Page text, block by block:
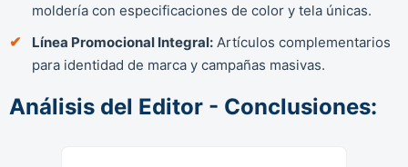
moldería con especificaciones de color y tela únicas.
Línea Promocional Integral: Artículos complementarios
para identidad de marca y campañas masivas.
Análisis del Editor - Conclusiones: